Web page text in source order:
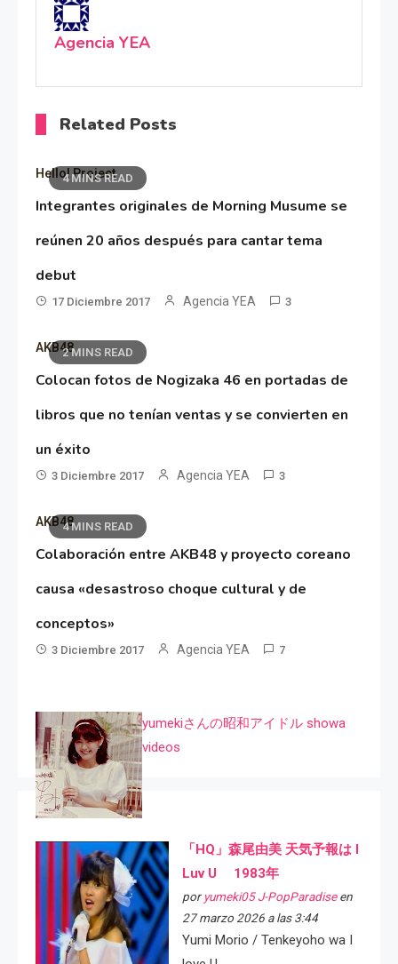
Agencia YEA
Related Posts
4 MINS READ
Hello! Project
Integrantes originales de Morning Musume se
reúnen 20 años después para cantar tema
debut
17 Diciembre 2017 Agencia YEA 3
2 MINS READ
AKB48
Colocan fotos de Nogizaka 46 en portadas de
libros que no tenían ventas y se convierten en
un éxito
3 Diciembre 2017 Agencia YEA 3
4 MINS READ
AKB48
Colaboración entre AKB48 y proyecto coreano
causa «desastroso choque cultural y de
conceptos»
3 Diciembre 2017 Agencia YEA 7
yumekiさんの昭和アイドル showa
videos
「HQ」森尾由美 天気予報は I
Luv U 1983年
por yumeki05 J-PopParadiseen
27 marzo 2026 a las 3:44
Yumi Morio / Tenkeyoho wa I